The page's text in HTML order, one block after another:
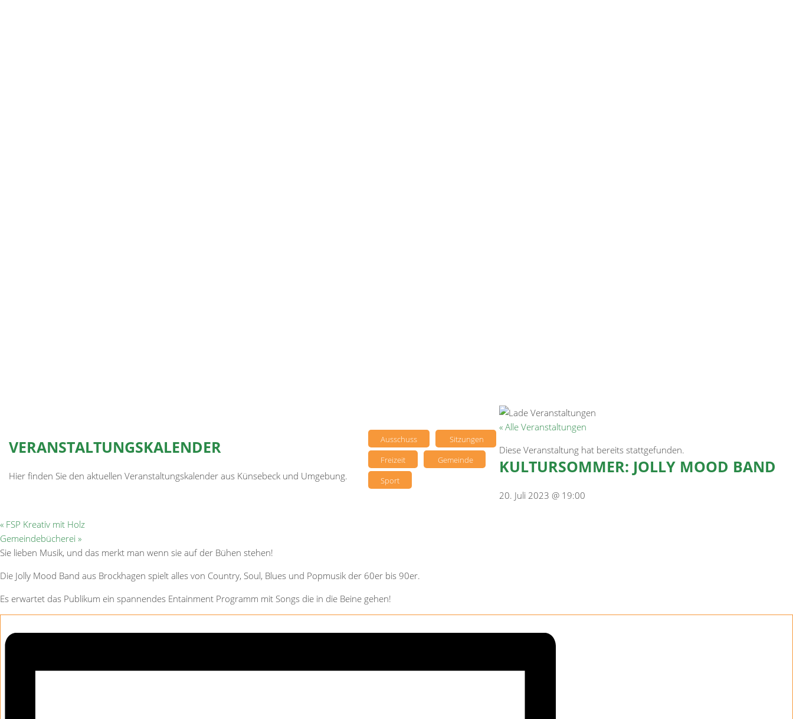
VERANSTALTUNGSKALENDER
Hier finden Sie den aktuellen Veranstaltungskalender aus Künsebeck und Umgebung.
Ausschuss
Sitzungen
Freizeit
Gemeinde
Sport
« Alle Veranstaltungen
Diese Veranstaltung hat bereits stattgefunden.
KULTURSOMMER: JOLLY MOOD BAND
20. Juli 2023 @ 19:00
« FSP Kreativ mit Holz
Gemeindebücherei »
Sie lieben Musik, und das merkt man wenn sie auf der Bühen stehen!
Die Jolly Mood Band aus Brockhagen spielt alles von Country, Soul, Blues und Popmusik der 60er bis 90er.
Es erwartet das Publikum ein spannendes Entainment Programm mit Songs die in die Beine gehen!